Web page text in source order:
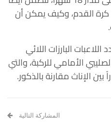
كرة القدم، وكيف يمكن أن
البارزات اللائي
الأمامي للركبة، والتي
بين الإناث مقارنة بالذكور.
المشاركة التالية